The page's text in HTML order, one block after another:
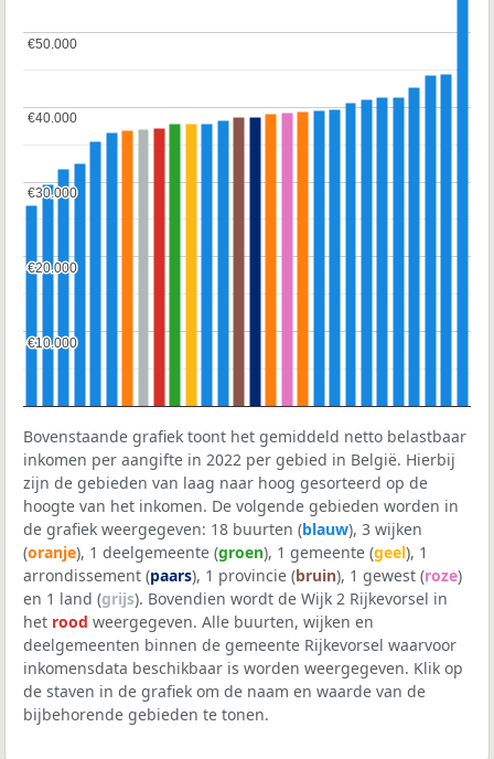
€10.000
€10.000
€20.000
€20.000
€30.000
€30.000
€40.000
€40.000
€50.000
€50.000
Bovenstaande grafiek toont het gemiddeld netto belastbaar
inkomen per aangifte in 2022 per gebied in België. Hierbij
zijn de gebieden van laag naar hoog gesorteerd op de
hoogte van het inkomen. De volgende gebieden worden in
de grafiek weergegeven: 18 buurten (blauw), 3 wijken
(oranje), 1 deelgemeente (groen), 1 gemeente (geel), 1
arrondissement (paars), 1 provincie (bruin), 1 gewest (roze)
en 1 land (grijs). Bovendien wordt de Wijk 2 Rijkevorsel in
het rood weergegeven. Alle buurten, wijken en
deelgemeenten binnen de gemeente Rijkevorsel waarvoor
inkomensdata beschikbaar is worden weergegeven. Klik op
de staven in de grafiek om de naam en waarde van de
bijbehorende gebieden te tonen.